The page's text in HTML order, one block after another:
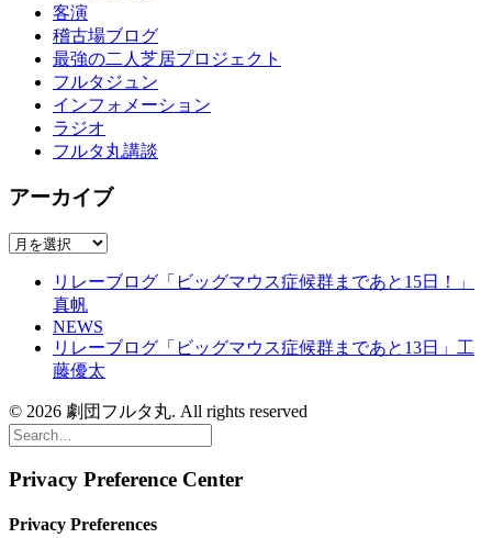
客演
稽古場ブログ
最強の二人芝居プロジェクト
フルタジュン
インフォメーション
ラジオ
フルタ丸講談
アーカイブ
ア
リレーブログ「ビッグマウス症候群まであと15日！」
真帆
NEWS
リレーブログ「ビッグマウス症候群まであと13日」工
藤優太
© 2026 劇団フルタ丸. All rights reserved
Privacy Preference Center
Privacy Preferences